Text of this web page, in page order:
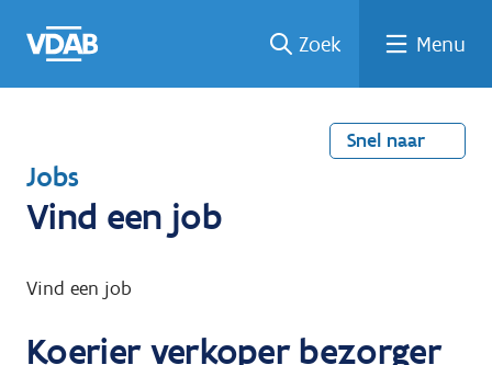
naar
een
een
job
naar
Zoek Menu
Snel naar
T
e
u
n
Jobs
Vind een job
Vind een job
Koerier verkoper bezorger